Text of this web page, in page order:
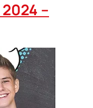
–